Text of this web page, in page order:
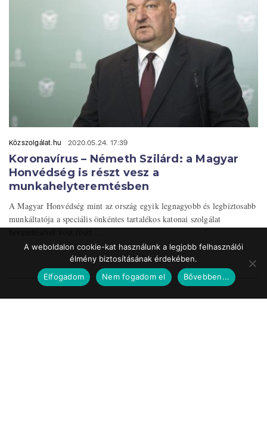
Közszolgálat.hu 2020.05.24. 17:39
Koronavírus – Németh Szilárd: a Magyar
Honvédség is részt vesz a
munkahelyteremtésben
A Magyar Honvédség mint az ország egyik legnagyobb és legbiztosabb
munkáltatója a speciális önkéntes tartalékos katonai szolgálat
A weboldalon cookie-kat használunk a legjobb felhasználói
élmény biztosításának érdekében.
Elfogadom
Nem fogadom el Bővebben...